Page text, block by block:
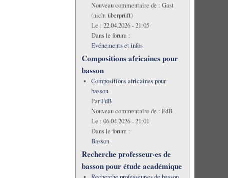
Nouveau commentaire de : Gast
(nicht überprüft)
Le : 22.04.2026 - 21:05
Dans le forum :
Evénements et infos
Compositions africaines pour
basson
Compositions africaines pour
basson
ParFdB
Nouveau commentaire de : FdB
Le : 06.04.2026 - 21:01
Dans le forum :
Basson
Recherche professeur·es de
basson pour étude académique